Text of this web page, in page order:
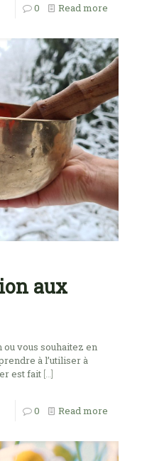
0 Read more
aux
ou vous souhaitez en
à l’utiliser à
est fait […]
0 Read more